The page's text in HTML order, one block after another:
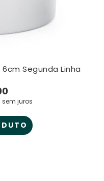
Segunda Linha
sem juros